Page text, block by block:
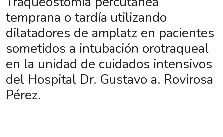
temprana o tardía utilizando
dilatadores de amplatz en pacientes
sometidos a intubación orotraqueal
en la unidad de cuidados intensivos
del Hospital Dr. Gustavo a. Rovirosa
Pérez.